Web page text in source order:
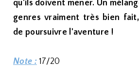
qu'ils doivent mener. Un
genres vraiment très bien
de poursuivre l'aventure !
Note : 17/20